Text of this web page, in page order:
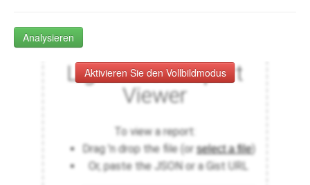
Analysieren
Aktivieren Sie den Vollbildmodus